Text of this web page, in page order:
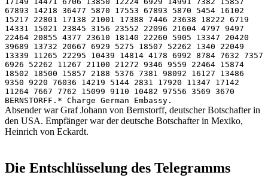
67893 14218 36477 5870 17553 67893 5870 5454 16102
15217 22801 17138 21001 17388 7446 23638 18222 6719
14331 15021 23845 3156 23552 22096 21604 4797 9497
22464 20855 4377 23610 18140 22260 5905 13347 20420
39689 13732 20667 6929 5275 18507 52262 1340 22049
13339 11265 22295 10439 14814 4178 6992 8784 7632 7357
6926 52262 11267 21100 21272 9346 9559 22464 15874
18502 18500 15857 2188 5376 7381 98092 16127 13486
9350 9220 76036 14219 5144 2831 17920 11347 17142
11264 7667 7762 15099 9110 10482 97556 3569 3670
BERNSTORFF.* Charge German Embassy.
Absender war Graf Johann von Bernstorff, deutscher Botschafter in
den USA. Empfänger war der deutsche Botschafter in Mexiko,
Heinrich von Eckardt.
Die Entschlüsselung des Telegramms